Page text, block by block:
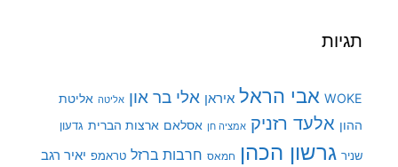
תגיות
WOKE אבי הראל איראן אלי בר און אליטה אליטת
ההון אלעד רזניק אמציה חן אסלאם ארצות הברית גדעון
שניר גרשון הכהן חמאס חרבות ברזל טראמפ יאיר רגב